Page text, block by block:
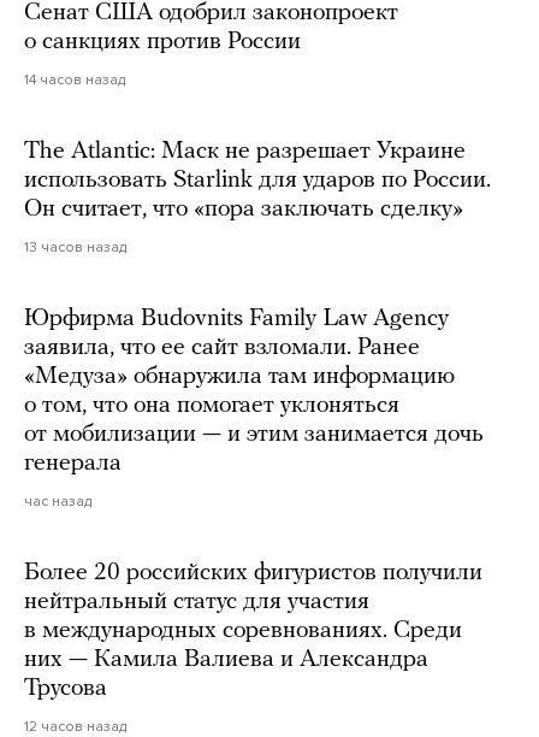
Сенат США одобрил законопроект
о санкциях против России
14 часов назад
The Atlantic: Маск не разрешает Украине
использовать Starlink для ударов по России.
Он считает, что «пора заключать сделку»
13 часов назад
Юрфирма Budovnits Family Law Agency
заявила, что ее сайт взломали. Ранее
«Медуза» обнаружила там информацию
о том, что она помогает уклоняться
от мобилизации — и этим занимается дочь
генерала
час назад
Более 20 российских фигуристов получили
нейтральный статус для участия
в международных соревнованиях. Среди
них — Камила Валиева и Александра
Трусова
12 часов назад